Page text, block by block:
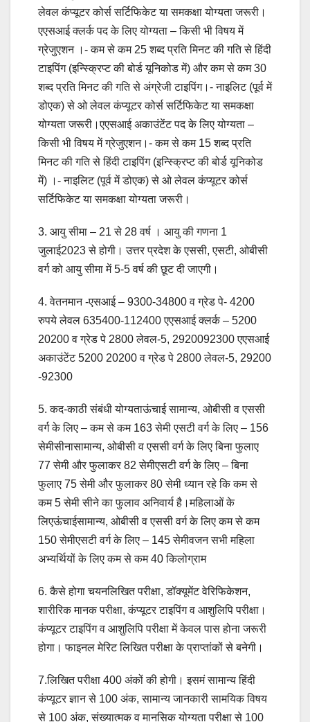
लेवल कंप्यूटर कोर्स सर्टिफिकेट या समकक्षा योग्यता जरूरी।
एएसआई क्लर्क पद के लिए योग्यता – किसी भी विषय में
ग्रेजुएशन ।- कम से कम 25 शब्द प्रति मिनट की गति से हिंदी
टाइपिंग (इन्स्क्रिप्ट की बोर्ड यूनिकोड में) और कम से कम 30
शब्द प्रति मिनट की गति से अंग्रेजी टाइपिंग।- नाइलिट (पूर्व में
डोएक) से ओ लेवल कंप्यूटर कोर्स सर्टिफिकेट या समकक्षा
योग्यता जरूरी।एएसआई अकाउंटेंट पद के लिए योग्यता –
किसी भी विषय में ग्रेजुएशन।- कम से कम 15 शब्द प्रति
मिनट की गति से हिंदी टाइपिंग (इन्स्क्रिप्ट की बोर्ड यूनिकोड
में) ।- नाइलिट (पूर्व में डोएक) से ओ लेवल कंप्यूटर कोर्स
सर्टिफिकेट या समकक्षा योग्यता जरूरी।
3. आयु सीमा – 21 से 28 वर्ष । आयु की गणना 1
जुलाई2023 से होगी। उत्तर प्रदेश के एससी, एसटी, ओबीसी
वर्ग को आयु सीमा में 5-5 वर्ष की छूट दी जाएगी।
4. वेतनमान -एसआई – 9300-34800 व ग्रेड पे- 4200
रुपये लेवल 635400-112400 एएसआई क्लर्क – 5200
20200 व ग्रेड पे 2800 लेवल-5, 2920092300 एएसआई
अकाउंटेंट 5200 20200 व ग्रेड पे 2800 लेवल-5, 29200
-92300
5. कद-काठी संबंधी योग्यताऊंचाई सामान्य, ओबीसी व एससी
वर्ग के लिए – कम से कम 163 सेमी एसटी वर्ग के लिए – 156
सेमीसीनासामान्य, ओबीसी व एससी वर्ग के लिए बिना फुलाए
77 सेमी और फुलाकर 82 सेमीएसटी वर्ग के लिए – बिना
फुलाए 75 सेमी और फुलाकर 80 सेमी ध्यान रहे कि कम से
कम 5 सेमी सीने का फुलाव अनिवार्य है।महिलाओं के
लिएऊंचाईसामान्य, ओबीसी व एससी वर्ग के लिए कम से कम
150 सेमीएसटी वर्ग के लिए – 145 सेमीवजन सभी महिला
अभ्यर्थियों के लिए कम से कम 40 किलोग्राम
6. कैसे होगा चयनलिखित परीक्षा, डॉक्यूमेंट वेरिफिकेशन,
शारीरिक मानक परीक्षा, कंप्यूटर टाइपिंग व आशुलिपि परीक्षा।
कंप्यूटर टाइपिंग व आशुलिपि परीक्षा में केवल पास होना जरूरी
होगा। फाइनल मेरिट लिखित परीक्षा के प्राप्तांकों से बनेगी।
7.लिखित परीक्षा 400 अंकों की होगी। इसमं सामान्य हिंदी
कंप्यूटर ज्ञान से 100 अंक, सामान्य जानकारी सामयिक विषय
से 100 अंक, संख्यात्मक व मानसिक योग्यता परीक्षा से 100